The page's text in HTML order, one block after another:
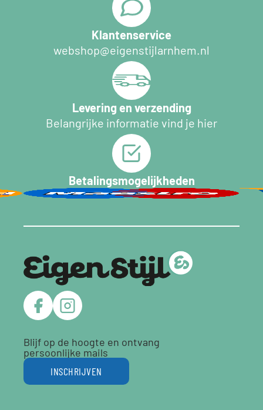
Klantenservice
webshop@eigenstijlarnhem.nl
Levering en verzending
Belangrijke informatie vind je hier
Betalingsmogelijkheden
Blijf op de hoogte en ontvang
persoonlijke mails
INSCHRIJVEN